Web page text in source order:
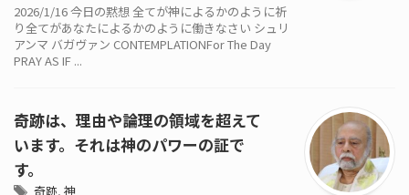
2026/1/16 今日の黙想 全てが神によるかのように祈
り全てがあなたによるかのように働きなさい シュリ
アンマ バガヴァン CONTEMPLATIONFor The Day
PRAY AS IF ...
奇跡は、理由や論理の領域を超えて
います。それは神のパワーの証で
す。
奇跡, 神